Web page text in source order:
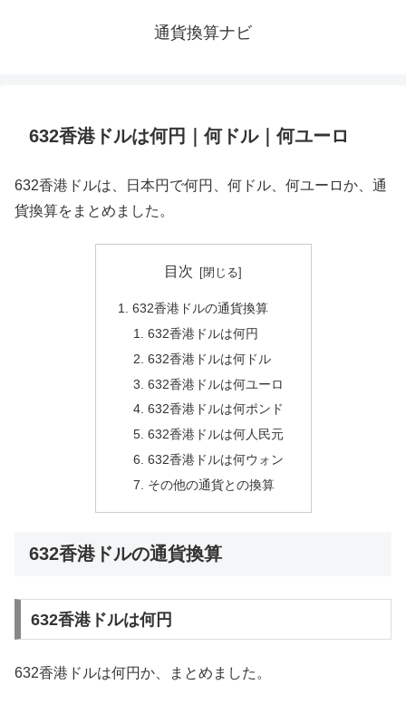
通貨換算ナビ
632香港ドルは何円｜何ドル｜何ユーロ
632香港ドルは、日本円で何円、何ドル、何ユーロか、通
貨換算をまとめました。
目次
632香港ドルの通貨換算
632香港ドルは何円
632香港ドルは何ドル
632香港ドルは何ユーロ
632香港ドルは何ポンド
632香港ドルは何人民元
632香港ドルは何ウォン
その他の通貨との換算
632香港ドルの通貨換算
632香港ドルは何円
632香港ドルは何円か、まとめました。